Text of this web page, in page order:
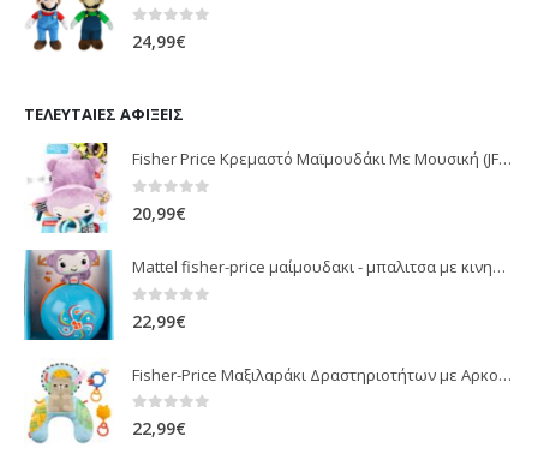
0 out of 5
24,99€
ΤΕΛΕΥΤΑΊΕΣ ΑΦΊΞΕΙΣ
Fisher Price Κρεμαστό Μαϊμουδάκι Με Μουσική (JFF02)
0 out of 5
20,99€
Mattel fisher-price μαίμουδακι - μπαλιτσα με κινηση JLB95
22,99€
Fisher-Price Μαξιλαράκι Δραστηριοτήτων με Αρκουδάκι (JHB44)
0 out of 5
22,99€